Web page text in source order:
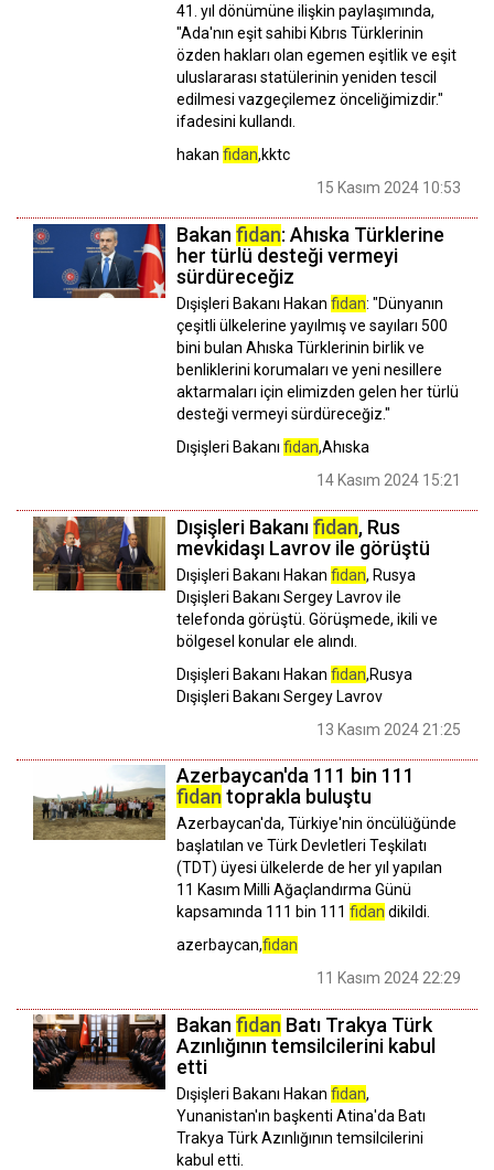
41. yıl dönümüne ilişkin paylaşımında,
"Ada'nın eşit sahibi Kıbrıs Türklerinin
özden hakları olan egemen eşitlik ve eşit
uluslararası statülerinin yeniden tescil
edilmesi vazgeçilemez önceliğimizdir."
ifadesini kullandı.
hakan fidan,kktc
15 Kasım 2024 10:53
Bakan fidan: Ahıska Türklerine
her türlü desteği vermeyi
sürdüreceğiz
Dışişleri Bakanı Hakan fidan: "Dünyanın
çeşitli ülkelerine yayılmış ve sayıları 500
bini bulan Ahıska Türklerinin birlik ve
benliklerini korumaları ve yeni nesillere
aktarmaları için elimizden gelen her türlü
desteği vermeyi sürdüreceğiz."
Dışişleri Bakanı fidan,Ahıska
14 Kasım 2024 15:21
Dışişleri Bakanıfidan, Rus
mevkidaşı Lavrov ile görüştü
Dışişleri Bakanı Hakan fidan, Rusya
Dışişleri Bakanı Sergey Lavrov ile
telefonda görüştü. Görüşmede, ikili ve
bölgesel konular ele alındı.
Dışişleri Bakanı Hakan fidan,Rusya
Dışişleri Bakanı Sergey Lavrov
13 Kasım 2024 21:25
Azerbaycan'da 111 bin 111
fidan toprakla buluştu
Azerbaycan'da, Türkiye'nin öncülüğünde
başlatılan ve Türk Devletleri Teşkilatı
(TDT) üyesi ülkelerde de her yıl yapılan
11 Kasım Milli Ağaçlandırma Günü
kapsamında 111 bin 111 fidan dikildi.
azerbaycan,fidan
11 Kasım 2024 22:29
Bakan fidan Batı Trakya Türk
Azınlığının temsilcilerini kabul
etti
Dışişleri Bakanı Hakan fidan,
Yunanistan'ın başkenti Atina'da Batı
Trakya Türk Azınlığının temsilcilerini
kabul etti.